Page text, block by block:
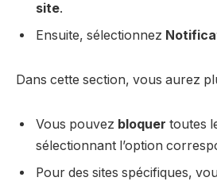
site.
Ensuite, sélectionnez
Dans cette section, vous aurez
Vous pouvez bloquer toutes
sélectionnant l’option
Pour des sites spécifiques,